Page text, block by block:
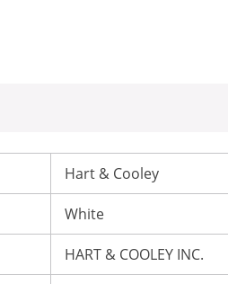
Hart & Cooley
White
HART & COOLEY INC.